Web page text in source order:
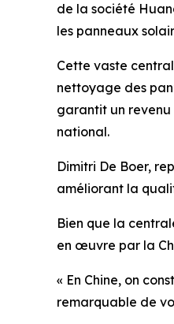
de la société
les panneaux
Cette vaste
nettoyage des
garantit un
national.
Dimitri De Boer,
améliorant la
Bien que la
en œuvre par la
« En Chine, on
remarquable de